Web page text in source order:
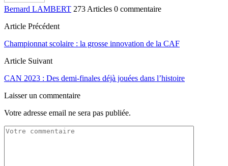
Bernard LAMBERT 273 Articles 0 commentaire
Article Précédent
Championnat scolaire : la grosse innovation de la CAF
Article Suivant
CAN 2023 : Des demi-finales déjà jouées dans l’histoire
Laisser un commentaire
Votre adresse email ne sera pas publiée.